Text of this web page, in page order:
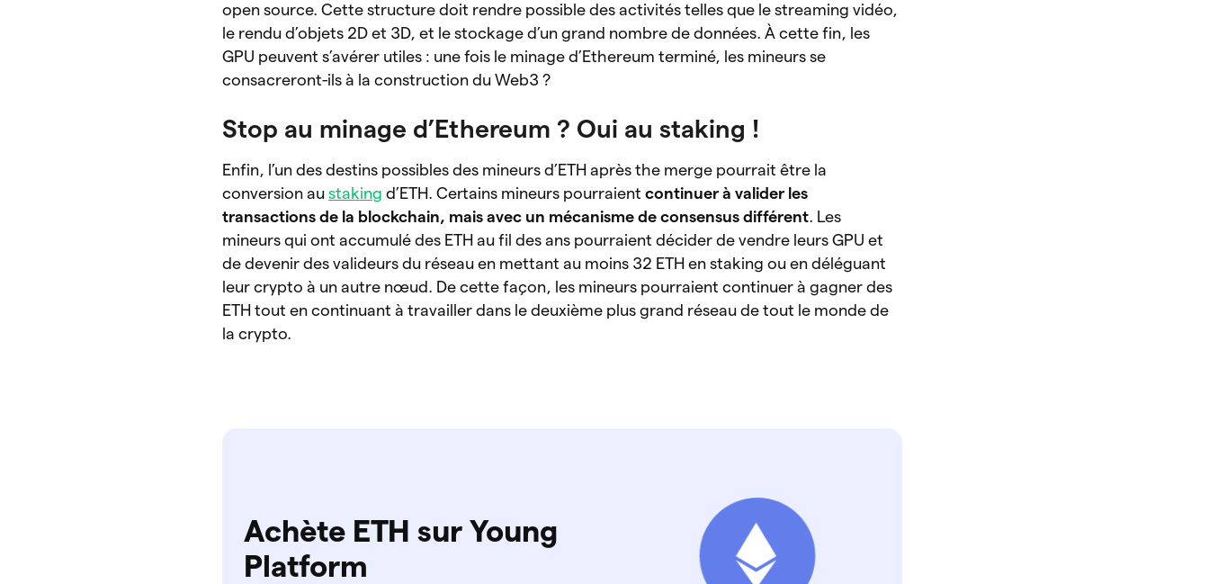
open source. Cette structure doit rendre possible des activités telles que le streaming vidéo,
le rendu d’objets 2D et 3D, et le stockage d’un grand nombre de données. À cette fin, les
GPU peuvent s’avérer utiles : une fois le minage d’Ethereum terminé, les mineurs se
consacreront-ils à la construction du Web3 ?
Stop au minage d’Ethereum ? Oui au staking !
Enfin, l’un des destins possibles des mineurs d’ETH après the merge pourrait être la
conversion austaking d’ETH. Certains mineurs pourraientcontinuer à valider les
transactions de la blockchain, mais avec un mécanisme de consensus différent. Les
mineurs qui ont accumulé des ETH au fil des ans pourraient décider de vendre leurs GPU et
de devenir des valideurs du réseau en mettant au moins 32 ETH en staking ou en déléguant
leur crypto à un autre nœud. De cette façon, les mineurs pourraient continuer à gagner des
ETH tout en continuant à travailler dans le deuxième plus grand réseau de tout le monde de
la crypto.
Achète ETH sur Young
Platform